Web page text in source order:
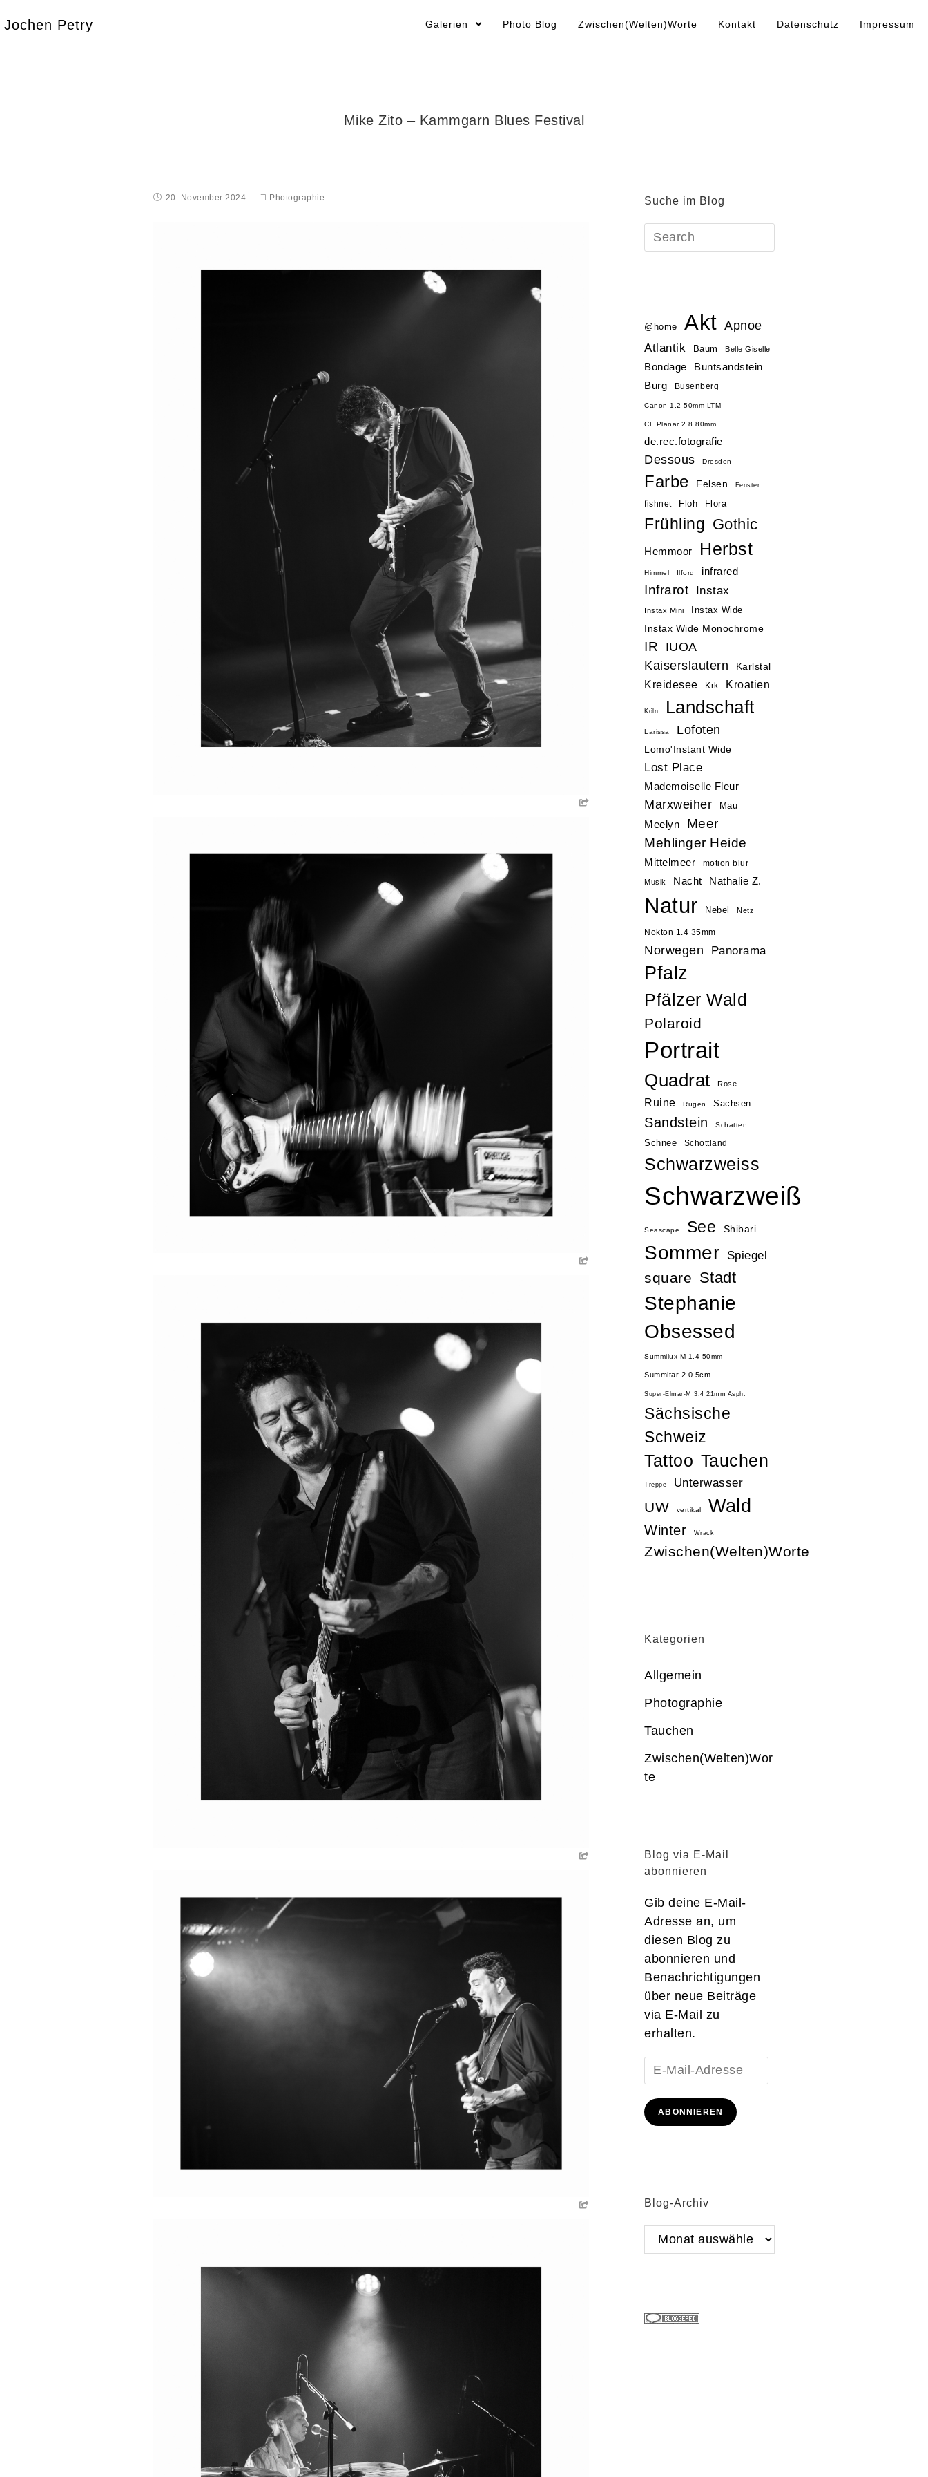
Jochen Petry Galerien Photo Blog Zwischen(Welten)Worte Kontakt Datenschutz Impressum
Mike Zito – Kammgarn Blues Festival
20. November 2024 Photographie Suche im Blog
@home Akt Apnoe
Atlantik Baum Belle Giselle
Bondage Buntsandstein
Burg Busenberg
Canon 1.2 50mm LTM
CF Planar 2.8 80mm
de.rec.fotografie
Dessous Dresden
Farbe Felsen Fenster
fishnet Floh Flora
Frühling Gothic
Hemmoor Herbst
Himmel Ilford infrared
Infrarot Instax
Instax Mini
Instax Wide
Instax Wide Monochrome
IR
IUOA
Kaiserslautern
Karlstal
Kreidesee Krk Kroatien
Köln Landschaft
Larissa Lofoten
Lomo'Instant Wide
Lost Place
Mademoiselle Fleur
Marxweiher Mau
Meelyn
Meer
Mehlinger Heide
Mittelmeer motion blur
Musik Nacht Nathalie Z.
Natur Nebel Netz
Nokton 1.4 35mm
Norwegen Panorama
Pfalz
Pfälzer Wald
Polaroid
Portrait
Quadrat Rose
Ruine Rügen Sachsen
Sandstein Schatten
Schnee Schottland
Schwarzweiss
Schwarzweiß
Seascape See Shibari
Sommer Spiegel
square Stadt
Stephanie
Obsessed
Summilux-M 1.4 50mm
Summitar 2.0 5cm
Super-Elmar-M 3.4 21mm Asph.
Sächsische
Schweiz
Tattoo Tauchen
Treppe Unterwasser
UW vertikal Wald
Winter Wrack
Zwischen(Welten)Worte
Kategorien
Allgemein
Photographie
Tauchen
Zwischen(Welten)Wor
te
Blog via E-Mail
abonnieren
Gib deine E-Mail-
Adresse an, um
diesen Blog zu
abonnieren und
Benachrichtigungen
über neue Beiträge
via E-Mail zu
erhalten.
E-
Mail-
Adresse
ABONNIEREN
Blog-Archiv
Blog-
Archiv